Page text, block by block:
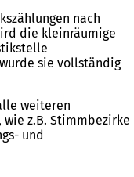
nach
die kleinräumige
sie vollständig
weiteren
z.B. Stimmbezirke
und